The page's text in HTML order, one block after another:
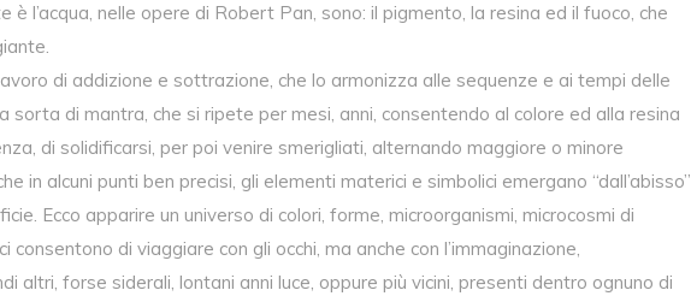
è l’acqua, nelle opere di Robert Pan, sono: il pigmento, la resina ed il fuoco, che
di addizione e sottrazione, che lo armonizza alle sequenze e ai tempi delle
sorta di mantra, che si ripete per mesi, anni, consentendo al colore ed alla resina
di solidificarsi, per poi venire smerigliati, alternando maggiore o minore
in alcuni punti ben precisi, gli elementi materici e simbolici emergano “dall’abisso”
Ecco apparire un universo di colori, forme, microorganismi, microcosmi di
consentono di viaggiare con gli occhi, ma anche con l’immaginazione,
altri, forse siderali, lontani anni luce, oppure più vicini, presenti dentro ognuno di